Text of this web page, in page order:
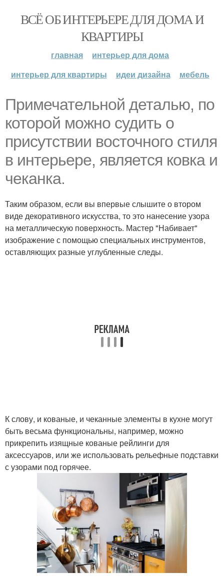
ВСЁ ОБ ИНТЕРЬЕРЕ ДЛЯ ДОМА И
КВАРТИРЫ
главная
интерьер для дома
интерьер для квартиры
идеи дизайна мебель
Примечательной деталью, по
которой можно судить о
присутствии восточного стиля
в интерьере, является ковка и
чеканка.
Таким образом, если вы впервые слышите о втором
виде декоративного искусства, то это нанесение узора
на металлическую поверхность. Мастер "Набивает"
изображение с помощью специальных инструментов,
оставляющих разные углубленные следы.
К слову, и кованые, и чеканные элементы в кухне могут
быть весьма функциональны, например, можно
прикрепить изящные кованые рейлинги для
аксессуаров, или же использовать рельефные подставки
с узорами под горячее.